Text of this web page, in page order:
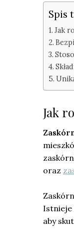
Spis
Jak
Jak
oraz
Istnieje
aby